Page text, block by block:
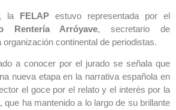
la FELAP estuvo representada por el
Rentería Arróyave, secretario de
organización continental de periodistas.
a conocer por el jurado se señala que
nueva etapa en la narrativa española en
el goce por el relato y el interés por la
que ha mantenido a lo largo de su brillante